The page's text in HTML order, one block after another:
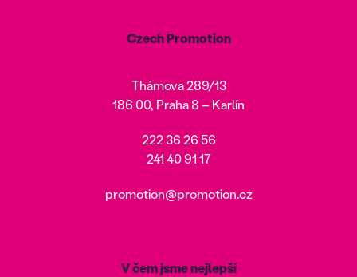
Czech Promotion
Thámova 289/13
186 00, Praha 8 – Karlín
222 36 26 56
241 40 91 17
promotion@promotion.cz
V čem jsme nejlepší